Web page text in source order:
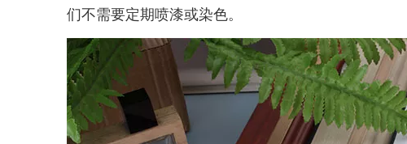
们不需要定期喷漆或染色。